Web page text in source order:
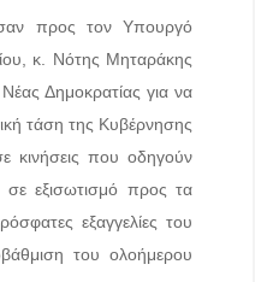
προς τον Υπουργό
κ. Νότης Μηταράκης
Δημοκρατίας για να
τάση της Κυβέρνησης
κινήσεις που οδηγούν
σε εξισωτισμό προς τα
εξαγγελίες του
του ολοήμερου